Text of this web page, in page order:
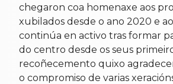
chegaron coa homenaxe aos
xubilados desde o ano 2020 e
continúa en activo tras formar
do centro desde os seus
recoñecemento quixo
o compromiso de varias